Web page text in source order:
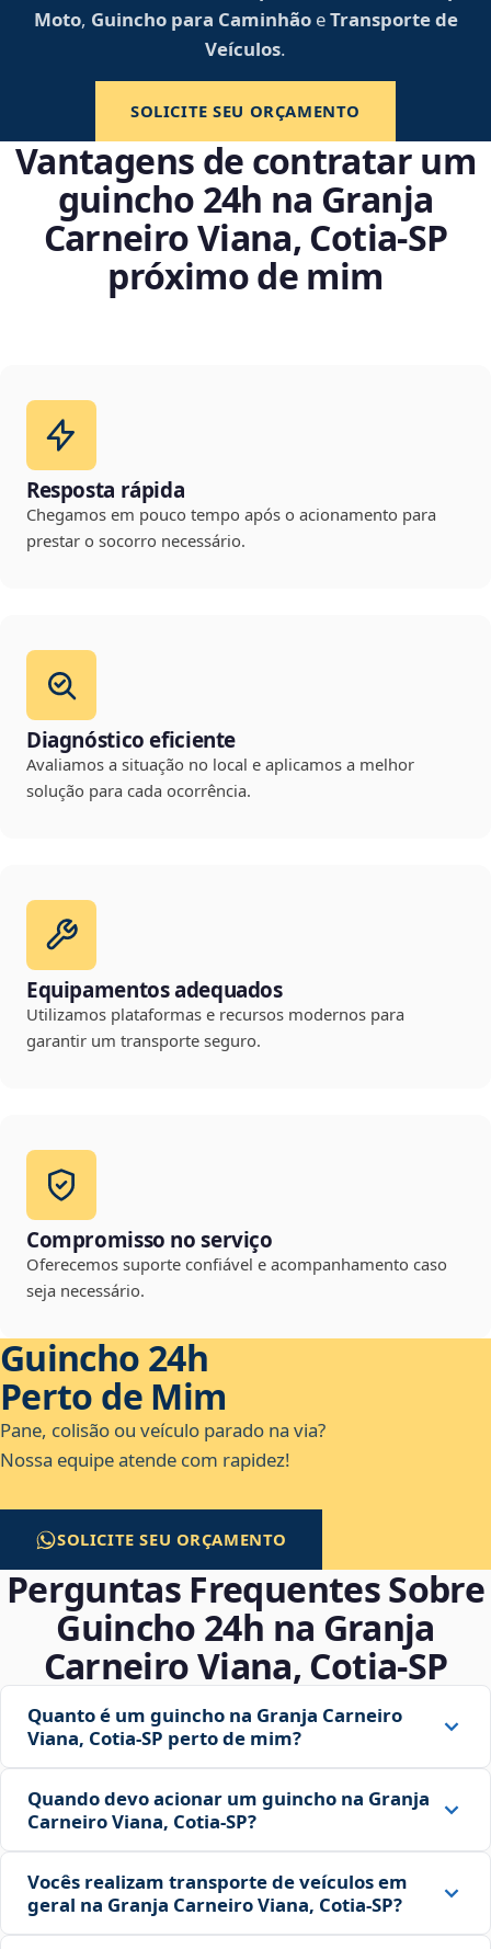
Moto, Guincho para CaminhãoeTransporte de
Veículos.
SOLICITE SEU ORÇAMENTO
Vantagens de contratar um
guincho 24h na Granja
Carneiro Viana, Cotia‑SP
próximo de mim
Resposta rápida
Chegamos em pouco tempo após o acionamento para
prestar o socorro necessário.
Diagnóstico eficiente
Avaliamos a situação no local e aplicamos a melhor
solução para cada ocorrência.
Equipamentos adequados
Utilizamos plataformas e recursos modernos para
garantir um transporte seguro.
Compromisso no serviço
Oferecemos suporte confiável e acompanhamento caso
seja necessário.
Guincho 24h
Perto de Mim
Pane, colisão ou veículo parado na via?
Nossa equipe atende com rapidez!
SOLICITE SEU ORÇAMENTO
Perguntas Frequentes Sobre
Guincho 24h na Granja
Carneiro Viana, Cotia‑SP
Quanto é um guincho na Granja Carneiro
Viana, Cotia‑SP perto de mim?
Quando devo acionar um guincho na Granja
Carneiro Viana, Cotia‑SP?
Vocês realizam transporte de veículos em
geral na Granja Carneiro Viana, Cotia‑SP?